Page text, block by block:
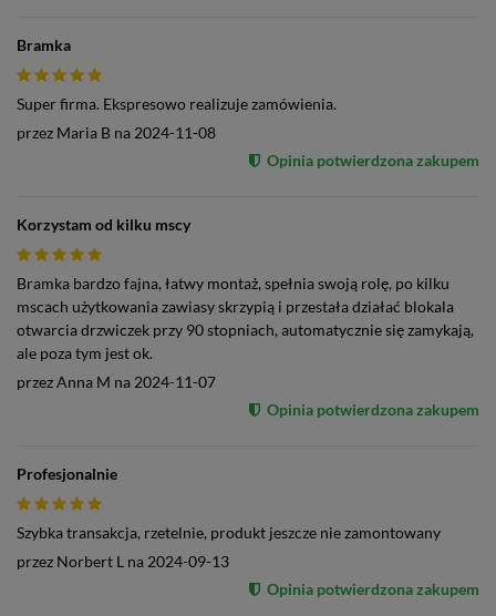
Bramka
Super firma. Ekspresowo realizuje zamówienia.
przez Maria B na 2024-11-08
Opinia potwierdzona zakupem
Korzystam od kilku mscy
Bramka bardzo fajna, łatwy montaż, spełnia swoją rolę, po kilku
mscach użytkowania zawiasy skrzypią i przestała działać blokala
otwarcia drzwiczek przy 90 stopniach, automatycznie się zamykają,
ale poza tym jest ok.
przezAnna M na 2024-11-07
Opinia potwierdzona zakupem
Profesjonalnie
Szybka transakcja, rzetelnie, produkt jeszcze nie zamontowany
przez Norbert L na 2024-09-13
Opinia potwierdzona zakupem